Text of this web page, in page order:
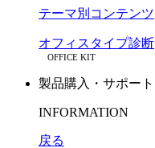
テーマ別コンテンツ
オフィスタイプ診断
OFFICE KIT
製品購入・サポート
INFORMATION
戻る